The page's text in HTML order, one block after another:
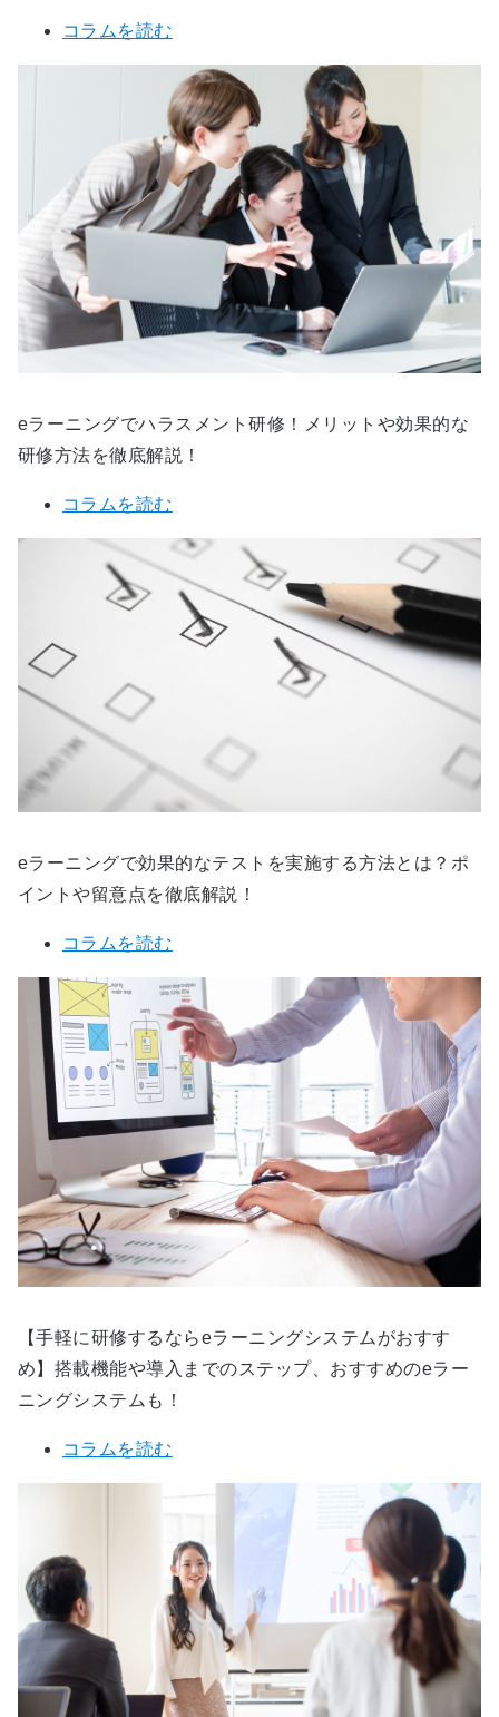
コラムを読む
eラーニングでハラスメント研修！メリットや効果的な
研修方法を徹底解説！
コラムを読む
eラーニングで効果的なテストを実施する方法とは？ポ
イントや留意点を徹底解説！
コラムを読む
【手軽に研修するならeラーニングシステムがおすす
め】搭載機能や導入までのステップ、おすすめのeラー
ニングシステムも！
コラムを読む